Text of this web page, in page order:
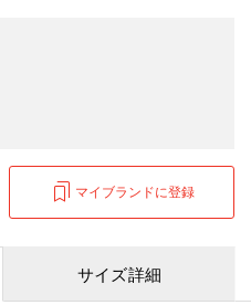
マイブランドに登録
サイズ詳細